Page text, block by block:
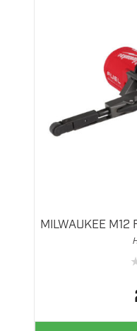
MILWAUKEE